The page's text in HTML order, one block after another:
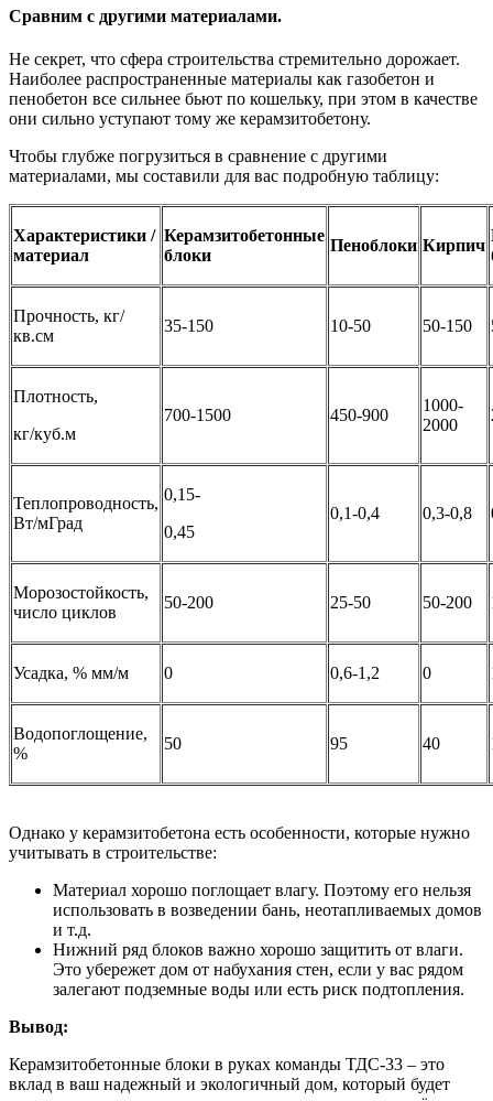
Сравним с другими материалами.
Не секрет, что сфера строительства стремительно дорожает.
Наиболее распространенные материалы как газобетон и
пенобетон все сильнее бьют по кошельку, при этом в качестве
они сильно уступают тому же керамзитобетону.
Чтобы глубже погрузиться в сравнение с другими
материалами, мы составили для вас подробную таблицу:
Характеристики /
материал
Керамзитобетонные
блоки
Пеноблоки Кирпич
Прочность, кг/
кв.см
35-150 10-50 50-150
Плотность,
кг/куб.м
700-1500 450-900
1000-
2000
Теплопроводность,
Вт/мГрад
0,15-
0,45
0,1-0,4 0,3-0,8
Морозостойкость,
число циклов
50-200 25-50 50-200
Усадка, % мм/м 0 0,6-1,2 0
Водопоглощение,
%
50 95 40
Однако у керамзитобетона есть особенности, которые нужно
учитывать в строительстве:
Материал хорошо поглощает влагу. Поэтому его нельзя
использовать в возведении бань, неотапливаемых домов
и т.д.
Нижний ряд блоков важно хорошо защитить от влаги.
Это убережет дом от набухания стен, если у вас рядом
залегают подземные воды или есть риск подтопления.
Вывод:
Керамзитобетонные блоки в руках команды ТДС-33 – это
вклад в ваш надежный и экологичный дом, который будет